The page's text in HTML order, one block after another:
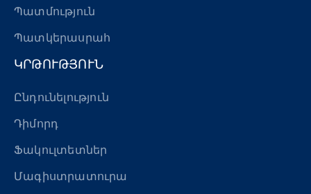
Պատմություն
Պատկերասրահ
ԿՐԹՈՒԹՅՈՒՆ
Ընդունելություն
Դիմորդ
Ֆակուլտետներ
Մագիստրատուրա